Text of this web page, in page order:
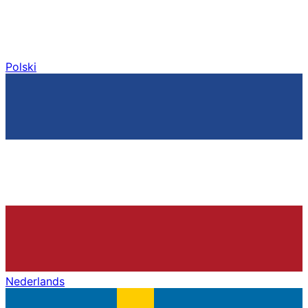
Polski
Nederlands